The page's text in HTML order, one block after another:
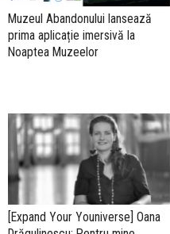
Muzeul Abandonului lansează
prima aplicație imersivă la
Noaptea Muzeelor
[Expand Your Youniverse] Oana